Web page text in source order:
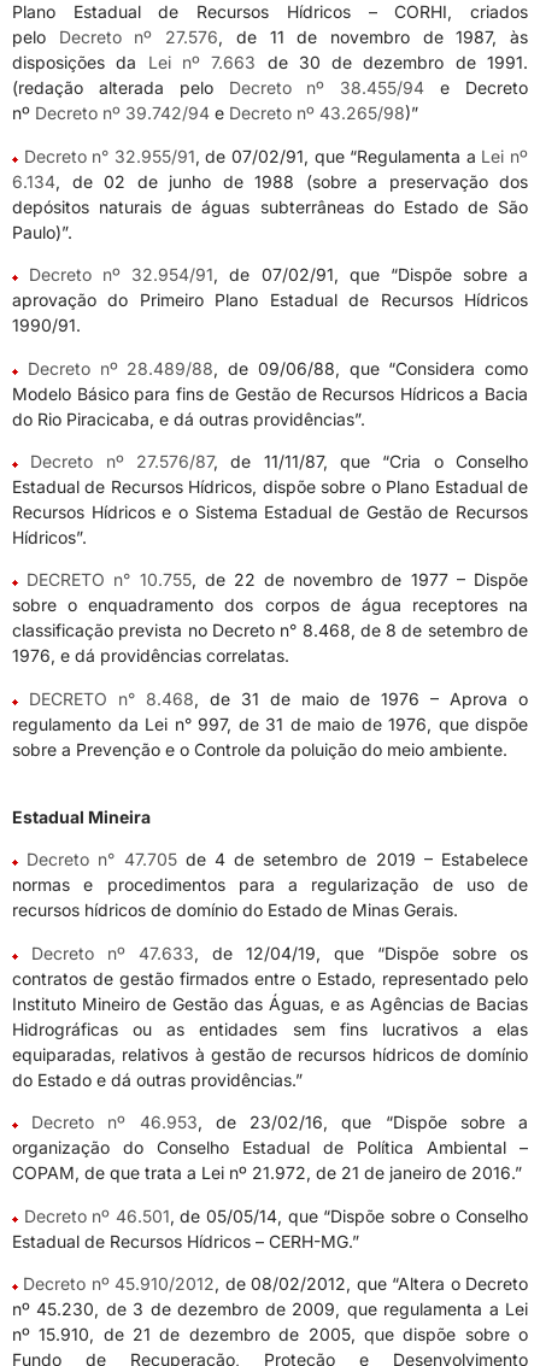
Plano Estadual de Recursos Hídricos – CORHI, criados
pelo Decreto nº 27.576, de 11 de novembro de 1987, às
disposições da Lei nº 7.663 de 30 de dezembro de 1991.
(redação alterada pelo Decreto nº 38.455/94 e Decreto
nº Decreto nº 39.742/94 e Decreto nº 43.265/98)”
Decreto n° 32.955/91, de 07/02/91, que “Regulamenta a Lei nº
6.134, de 02 de junho de 1988 (sobre a preservação dos
depósitos naturais de águas subterrâneas do Estado de São
Paulo)”.
Decreto nº 32.954/91, de 07/02/91, que “Dispõe sobre a
aprovação do Primeiro Plano Estadual de Recursos Hídricos
1990/91.
Decreto nº 28.489/88, de 09/06/88, que “Considera como
Modelo Básico para fins de Gestão de Recursos Hídricos a Bacia
do Rio Piracicaba, e dá outras providências”.
Decreto nº 27.576/87, de 11/11/87, que “Cria o Conselho
Estadual de Recursos Hídricos, dispõe sobre o Plano Estadual de
Recursos Hídricos e o Sistema Estadual de Gestão de Recursos
Hídricos”.
DECRETO n° 10.755, de 22 de novembro de 1977 – Dispõe
sobre o enquadramento dos corpos de água receptores na
classificação prevista no Decreto n° 8.468, de 8 de setembro de
1976, e dá providências correlatas.
DECRETO n° 8.468, de 31 de maio de 1976 – Aprova o
regulamento da Lei n° 997, de 31 de maio de 1976, que dispõe
sobre a Prevenção e o Controle da poluição do meio ambiente.
Estadual Mineira
Decreto n° 47.705de 4 de setembro de 2019 – Estabelece
normas e procedimentos para a regularização de uso de
recursos hídricos de domínio do Estado de Minas Gerais.
Decreto nº 47.633, de 12/04/19, que “Dispõe sobre os
contratos de gestão firmados entre o Estado, representado pelo
Instituto Mineiro de Gestão das Águas, e as Agências de Bacias
Hidrográficas ou as entidades sem fins lucrativos a elas
equiparadas, relativos à gestão de recursos hídricos de domínio
do Estado e dá outras providências.”
Decreto nº 46.953, de 23/02/16, que “Dispõe sobre a
organização do Conselho Estadual de Política Ambiental –
COPAM, de que trata a Lei nº 21.972, de 21 de janeiro de 2016.”
Decreto nº 46.501, de 05/05/14, que “Dispõe sobre o Conselho
Estadual de Recursos Hídricos – CERH-MG.”
Decreto nº 45.910/2012, de 08/02/2012, que “Altera o Decreto
nº 45.230, de 3 de dezembro de 2009, que regulamenta a Lei
nº 15.910, de 21 de dezembro de 2005, que dispõe sobre o
Fundo de Recuperação, Proteção e Desenvolvimento